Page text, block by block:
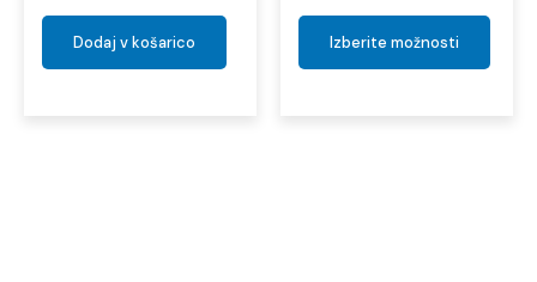
Dodaj v košarico Izberite možnosti